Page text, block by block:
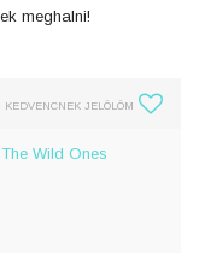
meghalni!
KEDVENCNEK JELÖLÖM
Wild Ones